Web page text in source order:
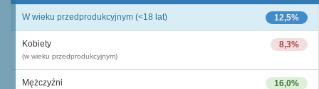
12,5%
W wieku przedprodukcyjnym (<18 lat)
8,3%
Kobiety
(w wieku przedprodukcyjnym)
16,0%
Mężczyźni